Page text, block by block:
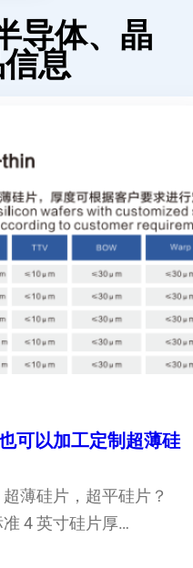
导体、晶
息
可以加工定制超薄硅
薄硅片，超平硅片？
4 英寸硅片厚…